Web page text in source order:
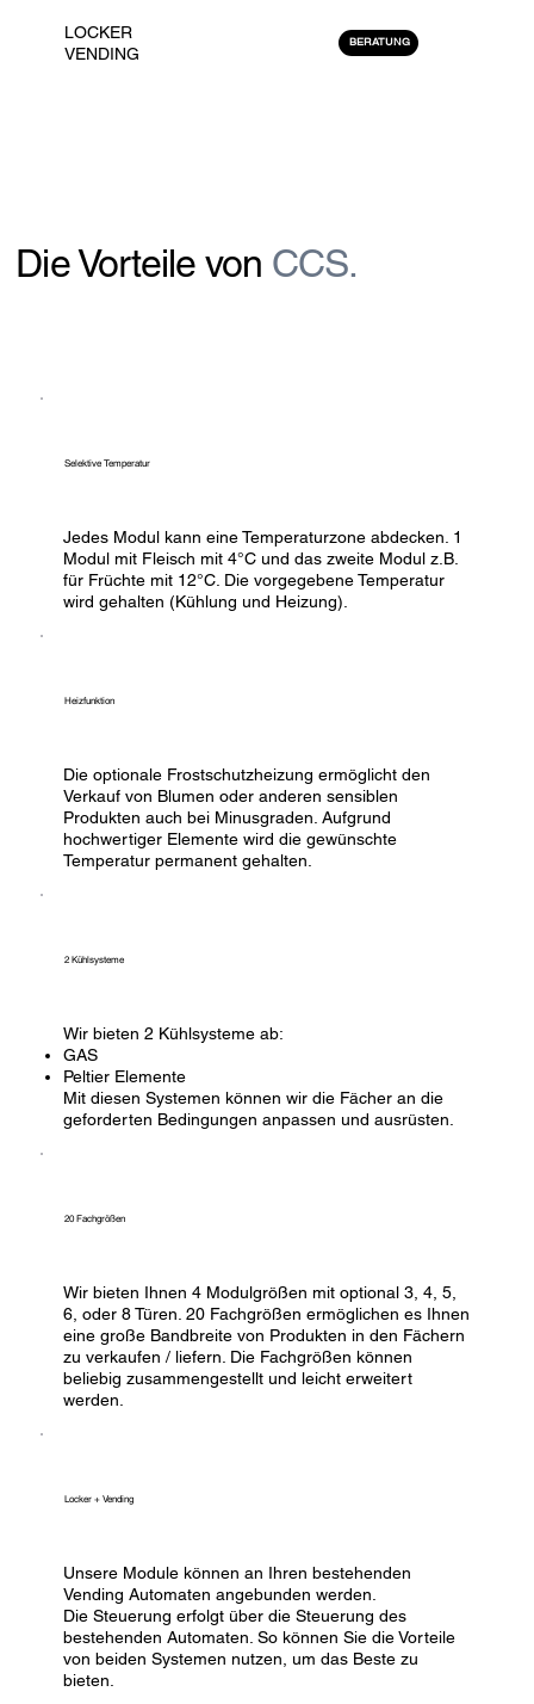
LOCKER
VENDING
BERATUNG
Die Vorteile von CCS.
Selektive Temperatur
Jedes Modul kann eine Temperaturzone abdecken. 1
Modul mit Fleisch mit 4°C und das zweite Modul z.B.
für Früchte mit 12°C. Die vorgegebene Temperatur
wird gehalten (Kühlung und Heizung).
Heizfunktion
Die optionale Frostschutzheizung ermöglicht den
Verkauf von Blumen oder anderen sensiblen
Produkten auch bei Minusgraden. Aufgrund
hochwertiger Elemente wird die gewünschte
Temperatur permanent gehalten.
2 Kühlsysteme
Wir bieten 2 Kühlsysteme ab:
GAS
Peltier Elemente
Mit diesen Systemen können wir die Fächer an die
geforderten Bedingungen anpassen und ausrüsten.
20 Fachgrößen
Wir bieten Ihnen 4 Modulgrößen mit optional 3, 4, 5,
6, oder 8 Türen. 20 Fachgrößen ermöglichen es Ihnen
eine große Bandbreite von Produkten in den Fächern
zu verkaufen / liefern. Die Fachgrößen können
beliebig zusammengestellt und leicht erweitert
werden.
Locker + Vending
Unsere Module können an Ihren bestehenden
Vending Automaten angebunden werden.
Die Steuerung erfolgt über die Steuerung des
bestehenden Automaten. So können Sie die Vorteile
von beiden Systemen nutzen, um das Beste zu
bieten.